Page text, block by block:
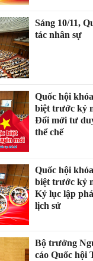
Sáng 10/11,
tác nhân sự
Quốc hội
biệt trước kỷ
Đổi mới tư
thể chế
Quốc hội
biệt trước kỷ
Kỷ lục lập
lịch sử
Bộ trưởng
cáo Quốc